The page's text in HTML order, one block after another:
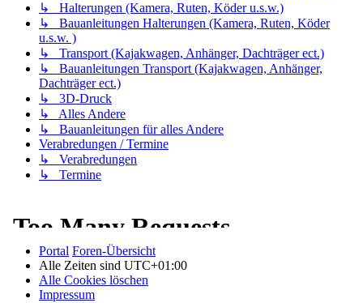
↳ Halterungen (Kamera, Ruten, Köder u.s.w.)
↳ Bauanleitungen Halterungen (Kamera, Ruten, Köder
u.s.w. )
↳ Transport (Kajakwagen, Anhänger, Dachträger ect.)
↳ Bauanleitungen Transport (Kajakwagen, Anhänger,
Dachträger ect.)
↳ 3D-Druck
↳ Alles Andere
↳ Bauanleitungen für alles Andere
Verabredungen / Termine
↳ Verabredungen
↳ Termine
Portal Foren-Übersicht
Alle Zeiten sind UTC+01:00
Alle Cookies löschen
Impressum